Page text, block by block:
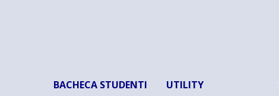
BACHECA STUDENTI UTILITY